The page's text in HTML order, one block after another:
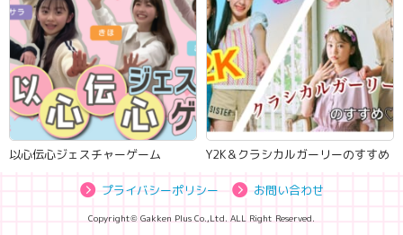
以心伝心ジェスチャーゲーム Y2K＆クラシカルガーリーのすすめ
プライバシーポリシー お問い合わせ
Copyright© Gakken Plus Co.,Ltd. ALL Right Reserved.